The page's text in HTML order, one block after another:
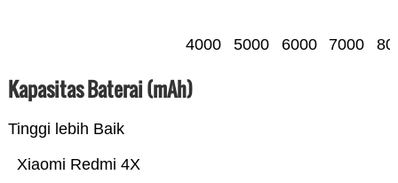
4000 5000 6000 7000
Kapasitas Baterai (mAh)
Tinggi lebih Baik
Xiaomi Redmi 4X